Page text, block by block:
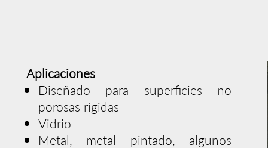
Aplicaciones
Diseñado para superficies no
porosas rígidas
Vidrio
Metal, metal pintado, algunos